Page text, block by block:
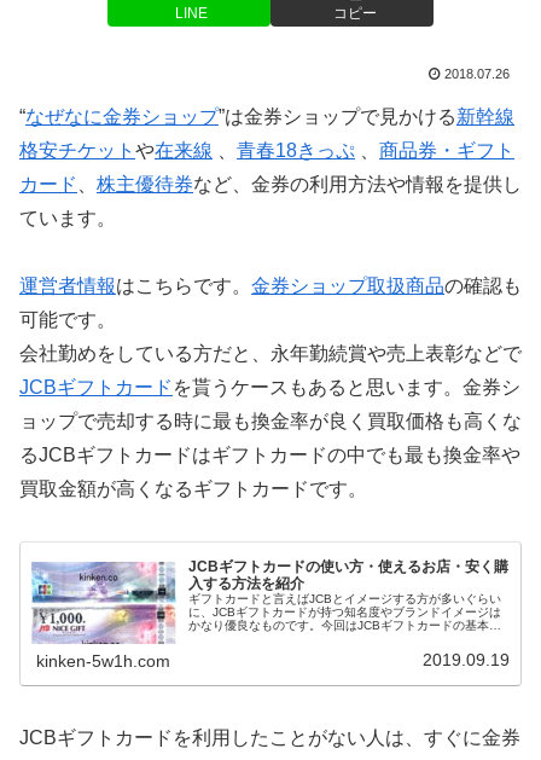
LINE コピー
2018.07.26
“なぜなに金券ショップ”は金券ショップで見かける新幹線
格安チケット や在来線 、 青春18きっぷ 、 商品券・ギフト
カード 、 株主優待券など、金券の利用方法や情報を提供し
ています。
運営者情報はこちらです。 金券ショップ取扱商品の確認も
可能です。
会社勤めをしている方だと、永年勤続賞や売上表彰などで
JCBギフトカード を貰うケースもあると思います。金券シ
ョップで売却する時に最も換金率が良く買取価格も高くな
るJCBギフトカードはギフトカードの中でも最も換金率や
買取金額が高くなるギフトカードです。
JCBギフトカードの使い方・使えるお店・安く購
入する方法を紹介
ギフトカードと言えばJCBとイメージする方が多いぐらい
に、JCBギフトカードが持つ知名度やブランドイメージは
かなり優良なものです。今回はJCBギフトカードの基本事
お釣りは出ません
。
ネットショップでの買い物には使えま
kinken-5w1h.com 2019.09.19
JCBギフトカードを利用したことがない人は、すぐに金券